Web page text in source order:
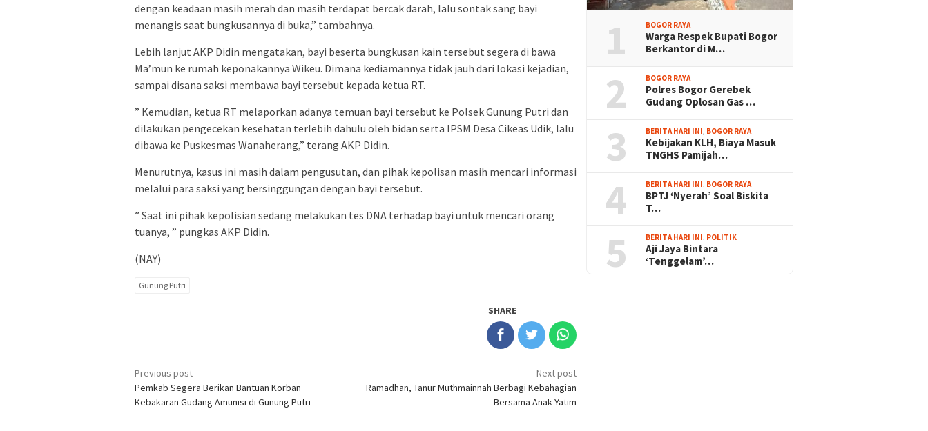
dengan keadaan masih merah dan masih terdapat bercak darah, lalu sontak sang bayi
menangis saat bungkusannya di buka,” tambahnya.
Lebih lanjut AKP Didin mengatakan, bayi beserta bungkusan kain tersebut segera di bawa
Ma’mun ke rumah keponakannya Wikeu. Dimana kediamannya tidak jauh dari lokasi kejadian,
sampai disana saksi membawa bayi tersebut kepada ketua RT.
” Kemudian, ketua RT melaporkan adanya temuan bayi tersebut ke Polsek Gunung Putri dan
dilakukan pengecekan kesehatan terlebih dahulu oleh bidan serta IPSM Desa Cikeas Udik, lalu
dibawa ke Puskesmas Wanaherang,” terang AKP Didin.
Menurutnya, kasus ini masih dalam pengusutan, dan pihak kepolisan masih mencari informasi
melalui para saksi yang bersinggungan dengan bayi tersebut.
” Saat ini pihak kepolisian sedang melakukan tes DNA terhadap bayi untuk mencari orang
tuanya, ” pungkas AKP Didin.
(NAY)
Gunung Putri
SHARE
Post
navigation
Previous post
Pemkab Segera Berikan Bantuan Korban
Kebakaran Gudang Amunisi di Gunung Putri
Next post
Ramadhan, Tanur Muthmainnah Berbagi Kebahagian
Bersama Anak Yatim
1 BOGOR RAYA
Warga Respek Bupati Bogor
Berkantor di M…
2 BOGOR RAYA
Polres Bogor Gerebek
Gudang Oplosan Gas …
3 BERITA HARI INI, BOGOR RAYA
Kebijakan KLH, Biaya Masuk
TNGHS Pamijah…
4 BERITA HARI INI, BOGOR RAYA
BPTJ ‘Nyerah’ Soal Biskita
T…
5 BERITA HARI INI, POLITIK
Aji Jaya Bintara
‘Tenggelam’…